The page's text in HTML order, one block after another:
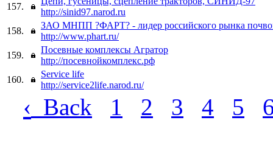
157.
http://sinid97.narod.ru
158.
ЗАО МНПП ?ФАРТ? - лидер российского рынка
http://www.phart.ru/
159.
Посевные комплексы Агратор
http://посевнойкомплекс.рф
160.
Service life
http://service2life.narod.ru/
‹ Back 1 2 3 4 5